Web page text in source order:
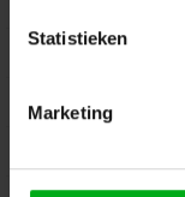
Statistieken
Marketing
Over Podiumtechniek
Mijn Account